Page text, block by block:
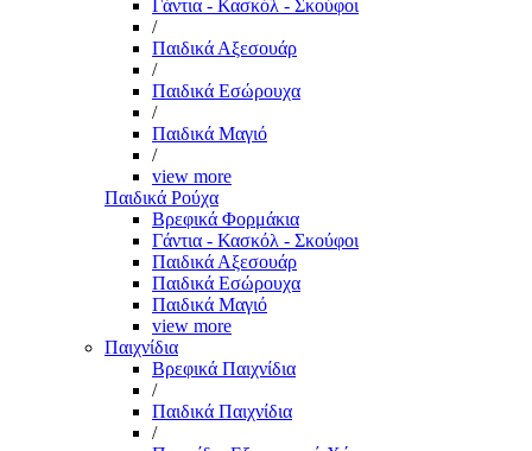
Γάντια - Κασκόλ - Σκούφοι
/
Παιδικά Αξεσουάρ
/
Παιδικά Εσώρουχα
/
Παιδικά Μαγιό
/
view more
Παιδικά Ρούχα
Βρεφικά Φορμάκια
Γάντια - Κασκόλ - Σκούφοι
Παιδικά Αξεσουάρ
Παιδικά Εσώρουχα
Παιδικά Μαγιό
view more
Παιχνίδια
Βρεφικά Παιχνίδια
/
Παιδικά Παιχνίδια
/